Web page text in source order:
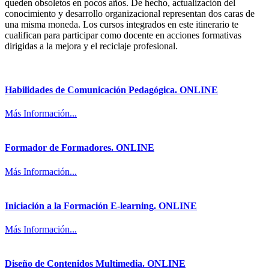
queden obsoletos en pocos años. De hecho, actualización del
conocimiento y desarrollo organizacional representan dos caras de
una misma moneda. Los cursos integrados en este itinerario te
cualifican para participar como docente en acciones formativas
dirigidas a la mejora y el reciclaje profesional.
Habilidades de Comunicación Pedagógica. ONLINE
Más Información...
Formador de Formadores. ONLINE
Más Información...
Iniciación a la Formación E-learning. ONLINE
Más Información...
Diseño de Contenidos Multimedia. ONLINE